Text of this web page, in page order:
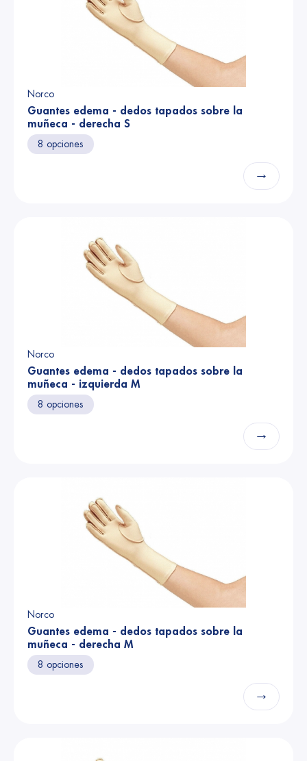
Norco
Guantes edema - dedos tapados sobre la
muñeca - derecha S
8 opciones
→
Norco
Guantes edema - dedos tapados sobre la
muñeca - izquierda M
8 opciones
→
Norco
Guantes edema - dedos tapados sobre la
muñeca - derecha M
8 opciones
→